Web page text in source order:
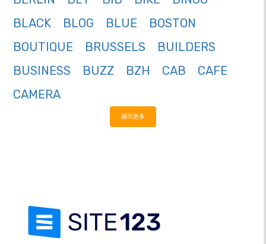
BLACK
BLOG BLUE
BOSTON
BOUTIQUE
BRUSSELS
BUILDERS
BUSINESS
BUZZ BZH CAB
CAFE
CAMERA
顯示更多